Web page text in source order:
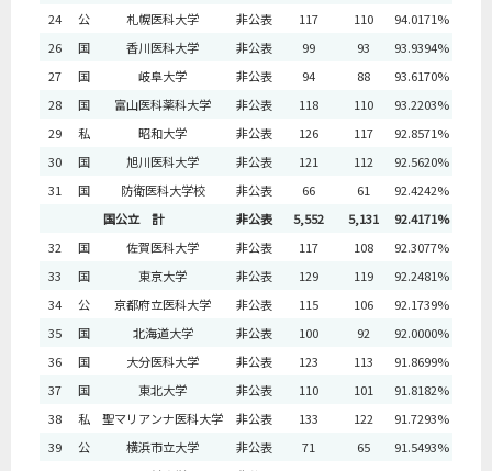
24
公 札幌医科大学 非公表 117 110
94.0171%
26
国 香川医科大学 非公表 99 93
93.9394%
27
国 岐阜大学 非公表 94 88
93.6170%
28
国 富山医科薬科大学 非公表 118 110
93.2203%
29
私 昭和大学 非公表 126 117
92.8571%
30
国 旭川医科大学 非公表 121 112
92.5620%
31
国 防衛医科大学校 非公表 66 61
92.4242%
国公立 計
非公表 5,552 5,131
92.4171%
32
国 佐賀医科大学 非公表 117 108
92.3077%
33
国 東京大学 非公表 129 119
92.2481%
34
公 京都府立医科大学 非公表 115 106
92.1739%
35
国 北海道大学 非公表 100 92
92.0000%
36
国 大分医科大学 非公表 123 113
91.8699%
37
国 東北大学 非公表 110 101
91.8182%
38
私 聖マリアンナ医科大学 非公表 133 122
91.7293%
39
公 横浜市立大学 非公表 71 65
91.5493%